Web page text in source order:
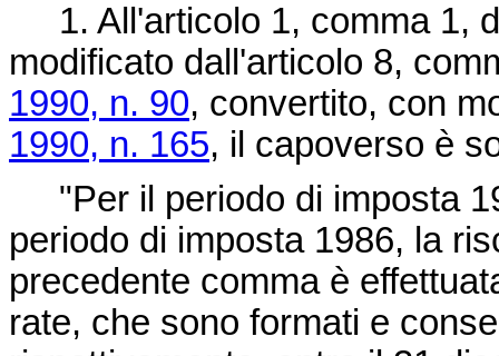
1. All'articolo 1, comma 1,
modificato dall'articolo 8,
1990, n. 90, convertito, con
1990, n. 165, il capoverso è
"Per il periodo di imposta
periodo di imposta 1986, la
precedente comma è
rate, che sono formati e